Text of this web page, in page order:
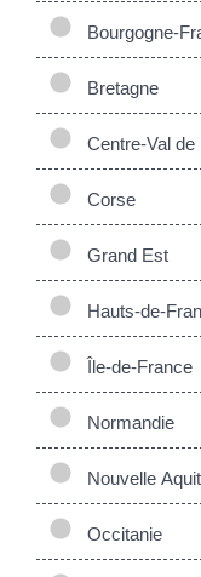
Bourgogne-
Bretagne
Centre-Val de
Corse
Grand Est
Hauts-de-
Île-de-France
Normandie
Nouvelle
Occitanie